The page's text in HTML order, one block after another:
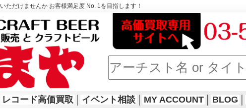
ただけませんか お客様満足度 No. 1を目指します！
レコード高価買取 イベント相談 MY ACCOUNT BLOG